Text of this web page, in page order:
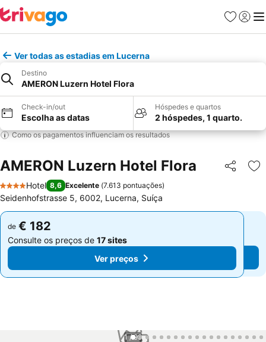
Favoritos
Iniciar
Ver todas as estadias em Lucerna
Destino
AMERON Luzern Hotel Flora
Check-in/out
Escolha as datas
Hóspedes e quartos
2 hóspedes, 1 quarto.
Como os pagamentos influenciam os resultados
AMERON Luzern Hotel Flora Partilhar
4 Estrelas
Hotel 8,6 Excelente (7.613 pontuações)
Seidenhofstrasse 5, 6002, Lucerna, Suíça
de € 182
Consulte os preços de 17 sites
Ver preços
de € 182
Consulte os preços de 17 sites
Ver preços
1 / 99